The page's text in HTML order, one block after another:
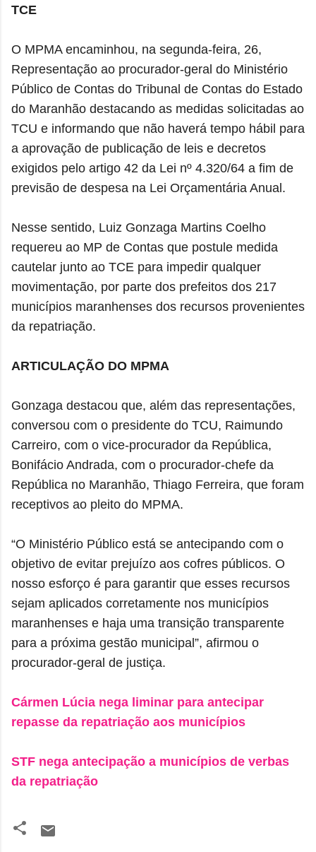
TCE
O MPMA encaminhou, na segunda-feira, 26,
Representação ao procurador-geral do Ministério
Público de Contas do Tribunal de Contas do Estado
do Maranhão destacando as medidas solicitadas ao
TCU e informando que não haverá tempo hábil para
a aprovação de publicação de leis e decretos
exigidos pelo artigo 42 da Lei nº 4.320/64 a fim de
previsão de despesa na Lei Orçamentária Anual.
Nesse sentido, Luiz Gonzaga Martins Coelho
requereu ao MP de Contas que postule medida
cautelar junto ao TCE para impedir qualquer
movimentação, por parte dos prefeitos dos 217
municípios maranhenses dos recursos provenientes
da repatriação.
ARTICULAÇÃO DO MPMA
Gonzaga destacou que, além das representações,
conversou com o presidente do TCU, Raimundo
Carreiro, com o vice-procurador da República,
Bonifácio Andrada, com o procurador-chefe da
República no Maranhão, Thiago Ferreira, que foram
receptivos ao pleito do MPMA.
“O Ministério Público está se antecipando com o
objetivo de evitar prejuízo aos cofres públicos. O
nosso esforço é para garantir que esses recursos
sejam aplicados corretamente nos municípios
maranhenses e haja uma transição transparente
para a próxima gestão municipal”, afirmou o
procurador-geral de justiça.
Cármen Lúcia nega liminar para antecipar
repasse da repatriação aos municípios
STF nega antecipação a municípios de verbas
da repatriação